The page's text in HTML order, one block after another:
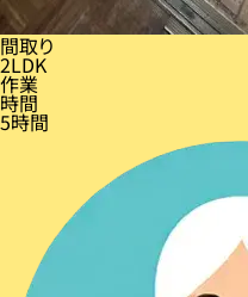
間取り
2LDK
作業
時間
5時間